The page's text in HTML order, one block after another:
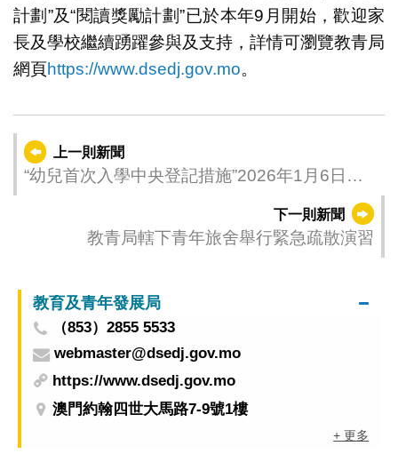
計劃”及“閱讀獎勵計劃”已於本年9月開始，歡迎家
長及學校繼續踴躍參與及支持，詳情可瀏覽教青局
網頁https://www.dsedj.gov.mo。
上一則新聞
“幼兒首次入學中央登記措施”2026年1月6日至
下一則新聞
教青局轄下青年旅舍舉行緊急疏散演習
教育及青年發展局
（853）2855 5533
webmaster@dsedj.gov.mo
https://www.dsedj.gov.mo
澳門約翰四世大馬路7-9號1樓
+ 更多